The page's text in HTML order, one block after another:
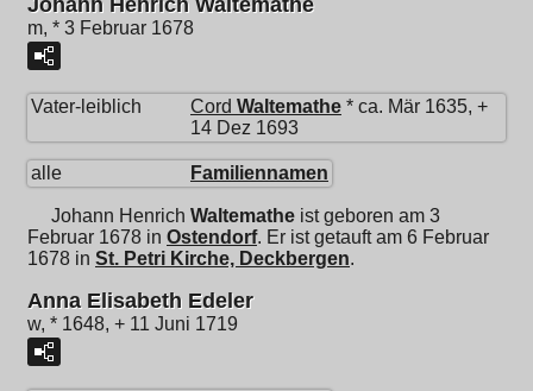
Johann Henrich Waltemathe
m, * 3 Februar 1678
Vater-leiblich Cord Waltemathe * ca. Mär 1635, +
14 Dez 1693
alle Familiennamen
Johann Henrich Waltemathe ist geboren am 3
Februar 1678 in Ostendorf. Er ist getauft am 6 Februar
1678 in St. Petri Kirche, Deckbergen.
Anna Elisabeth Edeler
w, * 1648, + 11 Juni 1719